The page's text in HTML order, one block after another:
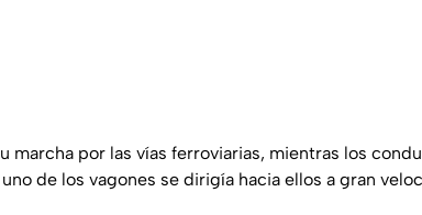
marcha por las vías ferroviarias, mientras los
de los vagones se dirigía hacia ellos a gran